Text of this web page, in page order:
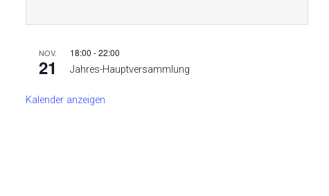
NOV.
21
18:00 -22:00
Jahres-Hauptversammlung
Kalender anzeigen